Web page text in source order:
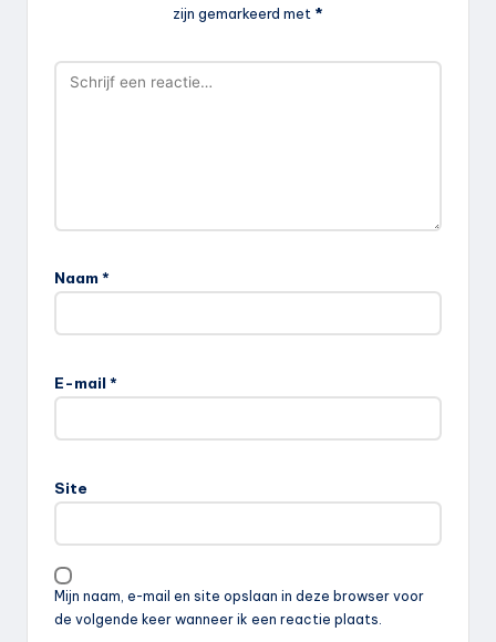
zijn gemarkeerd met *
Naam *
E-mail *
Site
Mijn naam, e-mail en site opslaan in deze browser voor
de volgende keer wanneer ik een reactie plaats.